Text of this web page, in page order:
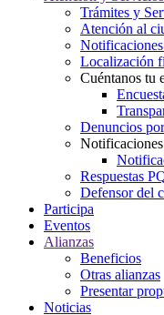
Trámites y
Atención al
Localización
Cuéntanos tu
Denuncios
Respuestas
Defensor del
Participa
Eventos
Alianzas
Beneficios
Otras alianzas
Presentar
Noticias